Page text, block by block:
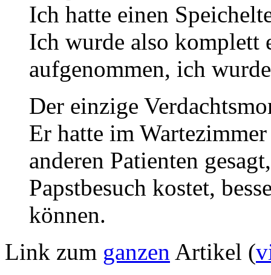
Ich hatte einen
Ich wurde also komplett
aufgenommen, ich
Der einzige
Er hatte im
anderen Patienten
Papstbesuch kostet,
können.
Link zum ganzen Artikel (